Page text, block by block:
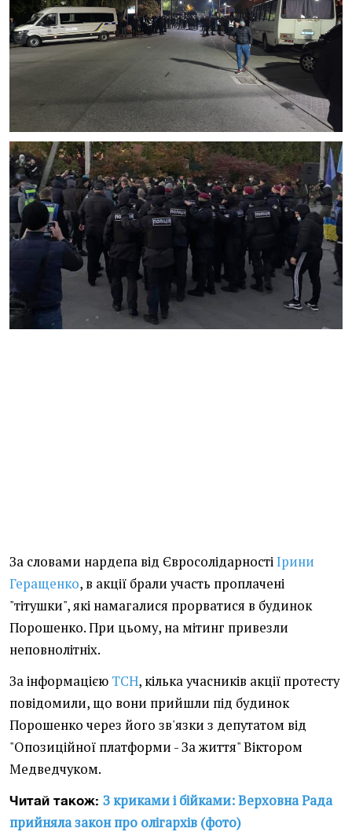
За словами нардепа від ЄвросолідарностіІрини
Геращенко, в акції брали участь проплачені
"тітушки", які намагалися прорватися в будинок
Порошенко. При цьому, на мітинг привезли
неповнолітніх.
За інформацією ТСН, кілька учасників акції протесту
повідомили, що вони прийшли під будинок
Порошенко через його зв'язки з депутатом від
"Опозиційної платформи - За життя" Віктором
Медведчуком.
Читай також: З криками і бійками: Верховна Рада
прийняла закон про олігархів (фото)